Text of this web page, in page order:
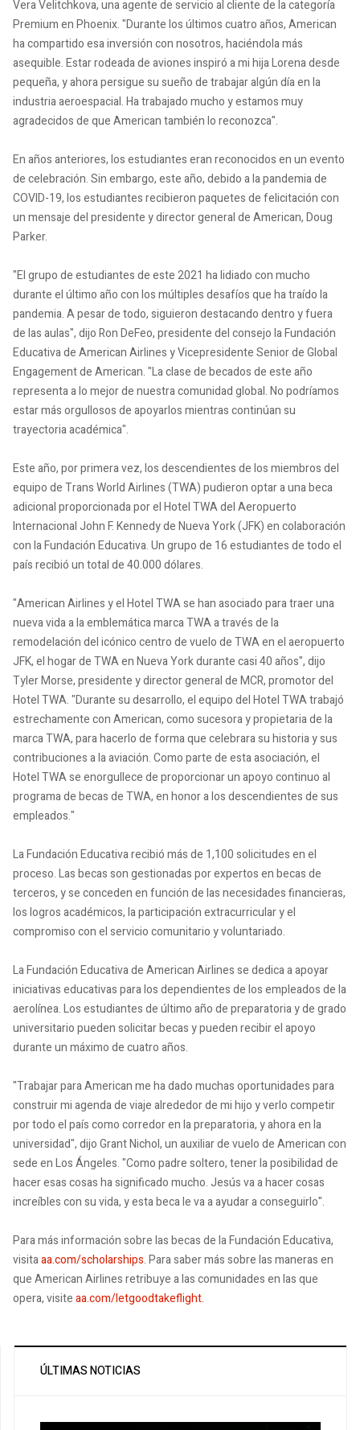
Vera Velitchkova, una agente de servicio al cliente de la categoría
Premium en Phoenix. "Durante los últimos cuatro años, American
ha compartido esa inversión con nosotros, haciéndola más
asequible. Estar rodeada de aviones inspiró a mi hija Lorena desde
pequeña, y ahora persigue su sueño de trabajar algún día en la
industria aeroespacial. Ha trabajado mucho y estamos muy
agradecidos de que American también lo reconozca".
En años anteriores, los estudiantes eran reconocidos en un evento
de celebración. Sin embargo, este año, debido a la pandemia de
COVID-19, los estudiantes recibieron paquetes de felicitación con
un mensaje del presidente y director general de American, Doug
Parker.
"El grupo de estudiantes de este 2021 ha lidiado con mucho
durante el último año con los múltiples desafíos que ha traído la
pandemia. A pesar de todo, siguieron destacando dentro y fuera
de las aulas", dijo Ron DeFeo, presidente del consejo la Fundación
Educativa de American Airlines y Vicepresidente Senior de Global
Engagement de American. "La clase de becados de este año
representa a lo mejor de nuestra comunidad global. No podríamos
estar más orgullosos de apoyarlos mientras continúan su
trayectoria académica".
Este año, por primera vez, los descendientes de los miembros del
equipo de Trans World Airlines (TWA) pudieron optar a una beca
adicional proporcionada por el Hotel TWA del Aeropuerto
Internacional John F. Kennedy de Nueva York (JFK) en colaboración
con la Fundación Educativa. Un grupo de 16 estudiantes de todo el
país recibió un total de 40.000 dólares.
"American Airlines y el Hotel TWA se han asociado para traer una
nueva vida a la emblemática marca TWA a través de la
remodelación del icónico centro de vuelo de TWA en el aeropuerto
JFK, el hogar de TWA en Nueva York durante casi 40 años", dijo
Tyler Morse, presidente y director general de MCR, promotor del
Hotel TWA. "Durante su desarrollo, el equipo del Hotel TWA trabajó
estrechamente con American, como sucesora y propietaria de la
marca TWA, para hacerlo de forma que celebrara su historia y sus
contribuciones a la aviación. Como parte de esta asociación, el
Hotel TWA se enorgullece de proporcionar un apoyo continuo al
programa de becas de TWA, en honor a los descendientes de sus
empleados."
La Fundación Educativa recibió más de 1,100 solicitudes en el
proceso. Las becas son gestionadas por expertos en becas de
terceros, y se conceden en función de las necesidades financieras,
los logros académicos, la participación extracurricular y el
compromiso con el servicio comunitario y voluntariado.
La Fundación Educativa de American Airlines se dedica a apoyar
iniciativas educativas para los dependientes de los empleados de la
aerolínea. Los estudiantes de último año de preparatoria y de grado
universitario pueden solicitar becas y pueden recibir el apoyo
durante un máximo de cuatro años.
"Trabajar para American me ha dado muchas oportunidades para
construir mi agenda de viaje alrededor de mi hijo y verlo competir
por todo el país como corredor en la preparatoria, y ahora en la
universidad", dijo Grant Nichol, un auxiliar de vuelo de American con
sede en Los Ángeles. "Como padre soltero, tener la posibilidad de
hacer esas cosas ha significado mucho. Jesús va a hacer cosas
increíbles con su vida, y esta beca le va a ayudar a conseguirlo".
Para más información sobre las becas de la Fundación Educativa,
visitaaa.com/scholarships. Para saber más sobre las maneras en
que American Airlines retribuye a las comunidades en las que
opera, visiteaa.com/letgoodtakeflight.
ÚLTIMAS NOTICIAS